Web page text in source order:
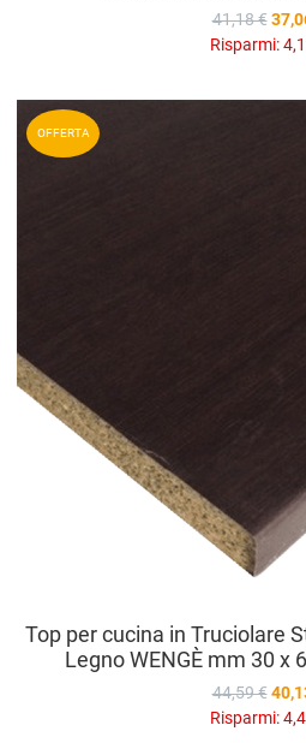
41,18 €
Risparmi:
OFFERTA
Top per cucina in Truciolare
Legno WENGÈ mm 30 x
44,59 €
Risparmi: